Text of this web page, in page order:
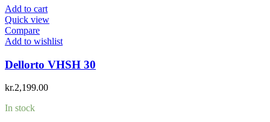
Add to cart
Quick view
Compare
Add to wishlist
Dellorto VHSH 30
kr.2,199.00
In stock